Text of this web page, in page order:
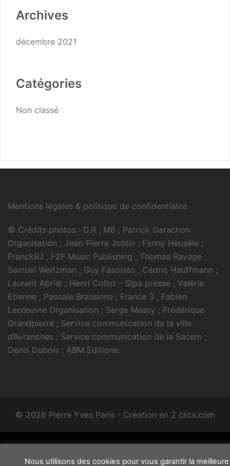
Archives
décembre 2021
Catégories
Non classé
Mentions légales & politique de confidentialité
© Crédits photos : D.R ; M6 ; Patrick Garachon
Organisation ; Jean-Pierre Joblin ; Fanny Heusèle ;
FranckRJ ; F2F Music Publishing ; Thomas Ravage ;
Samuel Weitzman ; Guy Fasolato ; Cédric Hauffmann ;
Laurent Abrial ; Henri Collot – Sipa presse ; Valérie
Etienne ; Pascale Brassinne ; France 3 ; Fabien
Lecœuvre Organisation ; Serge Massy ; Frédérique
Grandpierre ; Service communication de la ville
d’Avranches ; Service communication de la Sacem ;
Denis Dubois ; ABM Editions.
© 2026 Pierre Yves Paris - Création en 2 clics.com
Nous utilisons des cookies pour vous garantir la meilleure